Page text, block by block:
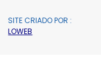
SITE CRIADO POR :
LOWEB